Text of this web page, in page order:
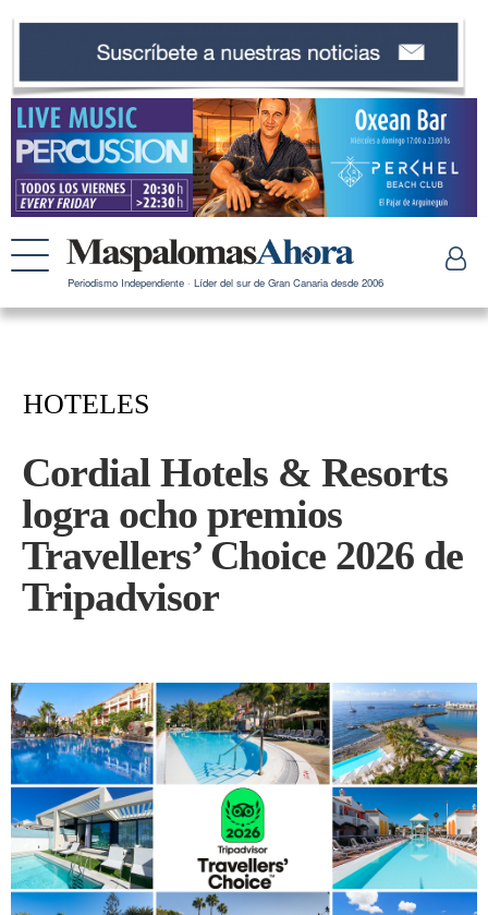
Periodismo Independiente · Líder del sur de Gran Canaria desde 2006
HOTELES
Cordial Hotels & Resorts
logra ocho premios
Travellers’ Choice 2026 de
Tripadvisor